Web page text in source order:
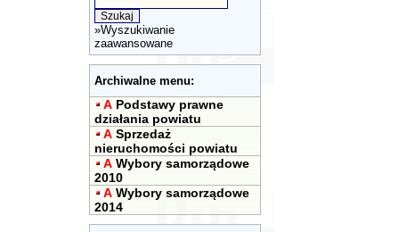
»Wyszukiwanie
zaawansowane
Archiwalne menu:
A Podstawy prawne
działania powiatu
A Sprzedaż
nieruchomości powiatu
A Wybory samorządowe
2010
A Wybory samorządowe
2014